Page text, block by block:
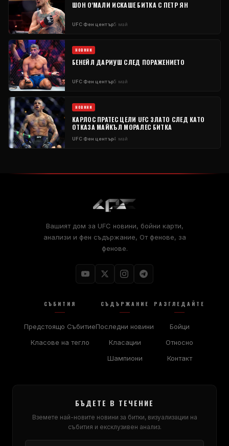
ШОН О'МАЛИ ИСКАШЕ БИТКА С ПЕТР ЯН
UFCФен център5 май
НОВИНИ
БЕНЕЙЛ ДАРИУШ СЛЕД ПОРАЖЕНИЕТО
UFCФен център5 май
НОВИНИ
КАРЛОС ПРАТЕС ЦЕЛИ UFC ЗЛАТО СЛЕД КАТО
ОТКАЗА МАЙКЪЛ МОРАЛЕС БИТКА
UFCФен център4 май
Вашият дом за UFC новини, бойни карти,
анализи и фен съдържание, От фенове, за
фенове.
СЪБИТИЯ
Предстоящо Събитие
Класове на тегло
СЪДЪРЖАНИЕ
Последни новини
Класации
Шампиони
РАЗГЛЕДАЙТЕ
Бойци
Относно
Контакт
БЪДЕТЕ В ТЕЧЕНИЕ
Вземете най-новите новини за битки, визуализации на
събития и ексклузивен анализ.